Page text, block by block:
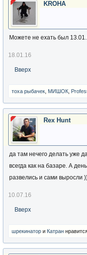
KROHA
Можете не ехать был
18.01.16
Вверх
тоха рыбачек МИШОК
Rex Hunt
да там нечего делать уже
всегда как на базаре. А
развелись и сами выросли
10.07.16
Вверх
шрекинатор и Катран